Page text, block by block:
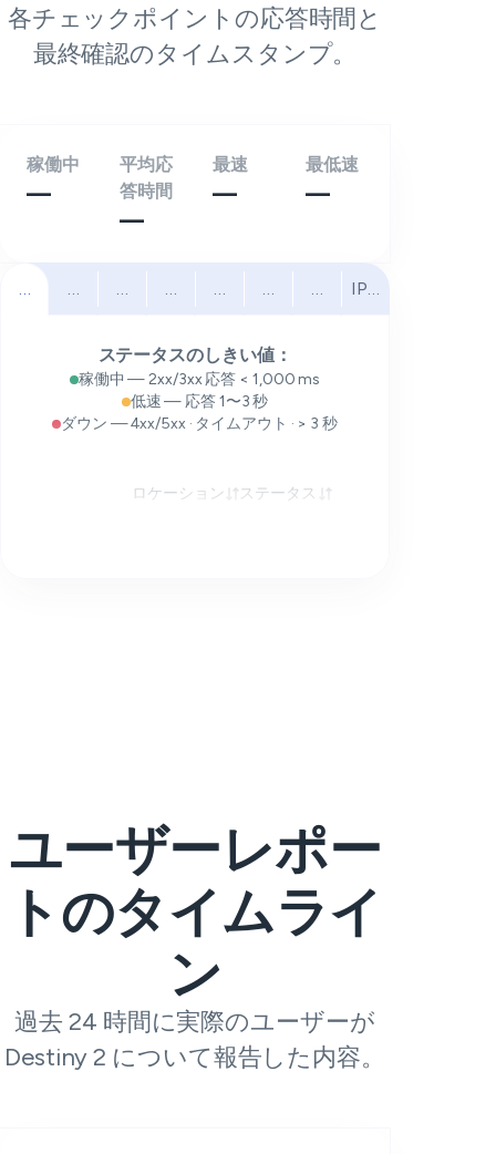
各チェックポイントの応答時間と
最終確認のタイムスタンプ。
稼働中
—
平均応
答時間
—
最速
—
最低速
—
すべて北米 南米 ヨーロッパ
中東 アフリカアジア太平洋
IPv6
ステータスのしきい値：
稼働中 — 2xx/3xx 応答 < 1,000 ms
低速 — 応答 1〜3 秒
ダウン — 4xx/5xx · タイムアウト · > 3 秒
ロケーション ステータス
ユーザーレポー
トのタイムライ
ン
過去 24 時間に実際のユーザーが
Destiny 2 について報告した内容。